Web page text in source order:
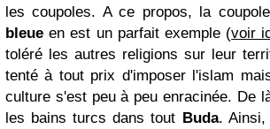
les coupoles. A ce propos, la
bleue en est un parfait exemple (voir
toléré les autres religions sur leur
tenté à tout prix d'imposer l'islam
culture s'est peu à peu enracinée. De
les bains turcs dans tout Buda. Ainsi,